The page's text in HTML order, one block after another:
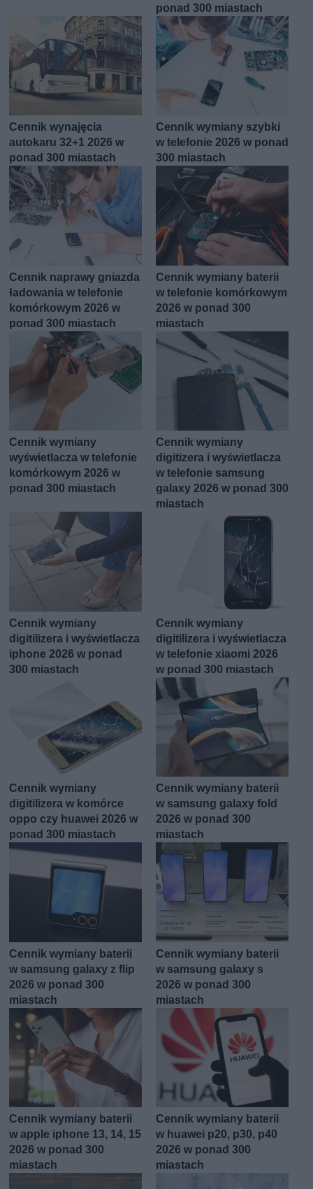
ponad 300 miastach
Cennik wynajęcia
autokaru 32+1 2026 w
ponad 300 miastach
Cennik wymiany szybki
w telefonie 2026 w ponad
300 miastach
Cennik naprawy gniazda
ładowania w telefonie
komórkowym 2026 w
ponad 300 miastach
Cennik wymiany baterii
w telefonie komórkowym
2026 w ponad 300
miastach
Cennik wymiany
wyświetlacza w telefonie
komórkowym 2026 w
ponad 300 miastach
Cennik wymiany
digitizera i wyświetlacza
w telefonie samsung
galaxy 2026 w ponad 300
miastach
Cennik wymiany
digitilizera i wyświetlacza
iphone 2026 w ponad
300 miastach
Cennik wymiany
digitilizera i wyświetlacza
w telefonie xiaomi 2026
w ponad 300 miastach
Cennik wymiany
digitilizera w komórce
oppo czy huawei 2026 w
ponad 300 miastach
Cennik wymiany baterii
w samsung galaxy fold
2026 w ponad 300
miastach
Cennik wymiany baterii
w samsung galaxy z flip
2026 w ponad 300
miastach
Cennik wymiany baterii
w samsung galaxy s
2026 w ponad 300
miastach
Cennik wymiany baterii
w apple iphone 13, 14, 15
2026 w ponad 300
miastach
Cennik wymiany baterii
w huawei p20, p30, p40
2026 w ponad 300
miastach